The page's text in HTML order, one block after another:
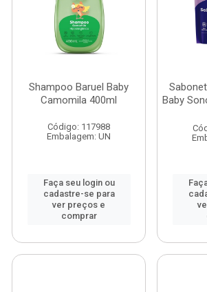
Shampoo Baruel Baby
Camomila 400ml
Código: 117988
Embalagem: UN
Faça seu login ou
cadastre-se para
ver preços e
comprar
Baby